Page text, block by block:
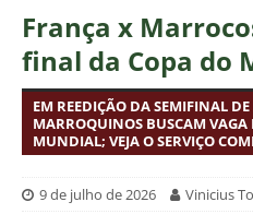
França x
final da Copa do
EM REEDIÇÃO DA SEMIFINAL DE
MARROQUINOS BUSCAM
MUNDIAL; VEJA O SERVIÇO
9 de julho de 2026 Vinicius